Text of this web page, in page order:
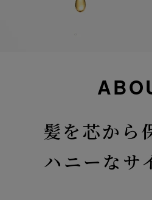
髪を芯から
ハニーなサ